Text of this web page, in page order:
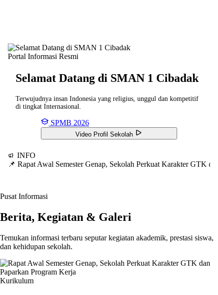
Portal Informasi Resmi
Selamat Datang di SMAN 1 Cibadak
Terwujudnya insan Indonesia yang religius, unggul dan kompetitif
di tingkat Internasional.
SPMB 2026
Video Profil Sekolah
INFO
📌 Rapat Awal Semester Genap, Sekolah Perkuat Karakter GTK
Pusat Informasi
Berita, Kegiatan & Galeri
Temukan informasi terbaru seputar kegiatan akademik, prestasi siswa,
dan kehidupan sekolah.
Kurikulum